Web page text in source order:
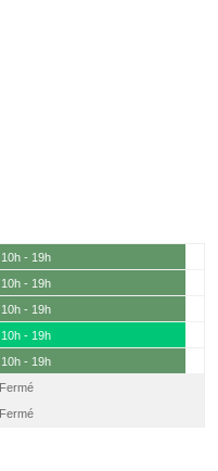
10h - 19h
10h - 19h
10h - 19h
10h - 19h
10h - 19h
Fermé
Fermé